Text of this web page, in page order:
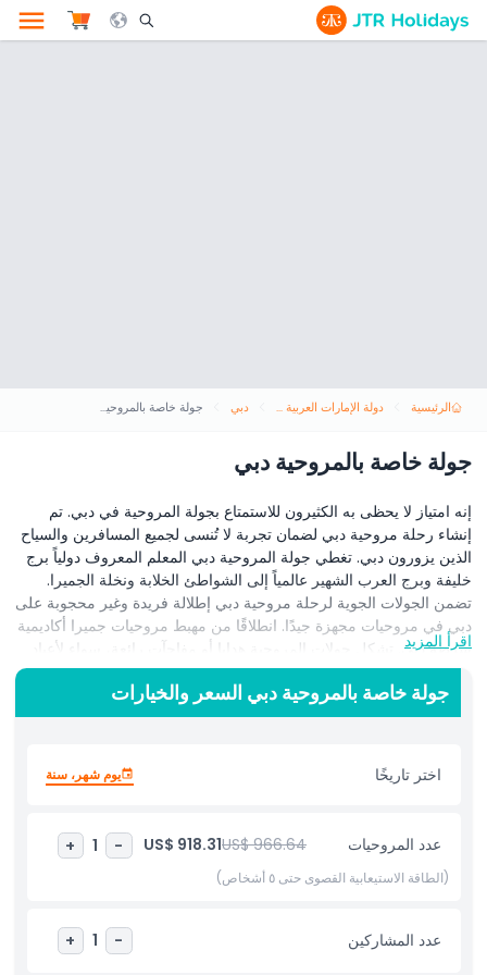
Search Opener Icon
الرئيسية دولة الإمارات العربية المتحدة دبي جولة خاصة بالمروحية دبي
جولة خاصة بالمروحية دبي
إنه امتياز لا يحظى به الكثيرون للاستمتاع بجولة المروحية في دبي. تم
إنشاء رحلة مروحية دبي لضمان تجربة لا تُنسى لجميع المسافرين والسياح
الذين يزورون دبي. تغطي جولة المروحية دبي المعلم المعروف دولياً برج
خليفة وبرج العرب الشهير عالمياً إلى الشواطئ الخلابة ونخلة الجميرا.
تضمن الجولات الجوية لرحلة مروحية دبي إطلالة فريدة وغير محجوبة على
دبي في مروحيات مجهزة جيدًا. انطلاقًا من مهبط مروحيات جميرا أكاديمية
شرطة دبي. تشكل جولات المروحية هدايا أو مفاجآت رائعة، سواء لأعياد
الميلاد أو الاحتفالات السنوية أو ببساطة للتعبير عن الشكر
اختر رحلة مروحية مدتها من 12 دقيقة حتى 40 دقيقة بشكل حصري.
الخضراء المذهلة لِـ دبي. جولة النخلة دبي واشهد بعضًا من أجمل معالم
الجميرا المذهلة وبرج العرب والشواطئ الجميلة في دبي.
استمتع بإطلالة خاطفة على أطول مبنى في العالم برج خليفة عندما تقترب
المروحية من المبنى. بالإضافة إلى ذلك، استكشف قناة دبي المائية
وسط المدينة ومركز الأعمال في دبي. مع استمرار الجولة، اندَهِش من
المشاهد الخلابة لساحل جميرا، وميناء راشد الشهير، وتأمل أكبر علم في
اقرأ المزيد
جولة خاصة بالمروحية دبي السعر والخيارات
اختر تاريخًا يوم شهر، سنة
عدد المروحيات US$ 966.64
US$ 918.31
-
1
+
(الطاقة الاستيعابية القصوى حتى ٥ أشخاص)
عدد المشاركين -
1
+